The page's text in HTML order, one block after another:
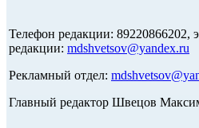
Телефон редакции: 89220866202,
редакции: mdshvetsov@yandex.ru
Рекламный отдел:
Главный редактор Швецов